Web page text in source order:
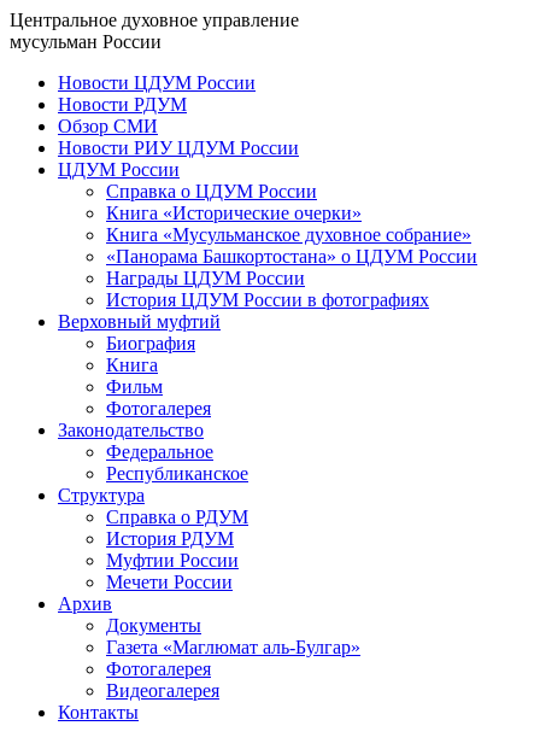
Центральное духовное управление
мусульман России
Новости ЦДУМ России
Новости РДУМ
Обзор СМИ
Новости РИУ ЦДУМ России
ЦДУМ России
Справка о ЦДУМ России
Книга «Исторические очерки»
Книга «Мусульманское духовное собрание»
«Панорама Башкортостана» о ЦДУМ России
Награды ЦДУМ России
История ЦДУМ России в фотографиях
Верховный муфтий
Биография
Книга
Фильм
Фотогалерея
Законодательство
Федеральное
Республиканское
Структура
Справка о РДУМ
История РДУМ
Муфтии России
Мечети России
Архив
Документы
Газета «Маглюмат аль-Булгар»
Фотогалерея
Видеогалерея
Контакты